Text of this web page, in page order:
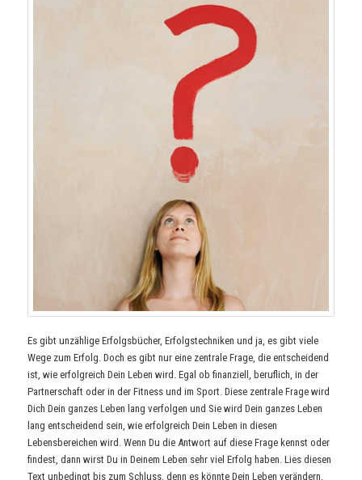
Es gibt unzählige Erfolgsbücher, Erfolgstechniken und ja, es gibt viele
Wege zum Erfolg. Doch es gibt nur eine zentrale Frage, die entscheidend
ist, wie erfolgreich Dein Leben wird. Egal ob finanziell, beruflich, in der
Partnerschaft oder in der Fitness und im Sport. Diese zentrale Frage wird
Dich Dein ganzes Leben lang verfolgen und Sie wird Dein ganzes Leben
lang entscheidend sein, wie erfolgreich Dein Leben in diesen
Lebensbereichen wird. Wenn Du die Antwort auf diese Frage kennst oder
findest, dann wirst Du in Deinem Leben sehr viel Erfolg haben. Lies diesen
Text unbedingt bis zum Schluss, denn es könnte Dein Leben verändern.